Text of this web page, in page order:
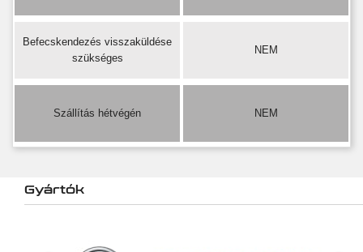
Befecskendezés visszaküldése
szükséges
NEM
Szállítás hétvégén NEM
Gyártók